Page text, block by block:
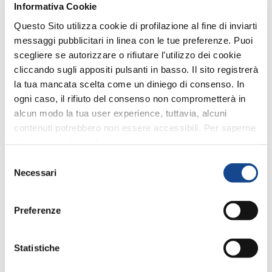
Informativa Cookie
Questo Sito utilizza cookie di profilazione al fine di inviarti
messaggi pubblicitari in linea con le tue preferenze. Puoi
scegliere se autorizzare o rifiutare l’utilizzo dei cookie
cliccando sugli appositi pulsanti in basso. Il sito registrerà
la tua mancata scelta come un diniego di consenso. In
ogni caso, il rifiuto del consenso non comprometterà in
alcun modo la tua user experience, tuttavia, alcuni
contenuti potrebbero non essere accessibili. Per saperne
invitiamo a consultare la nostra
delNecessari
Preferenze
Statistiche
sostenibilità ambientale e della sostenibilità economica
e sociale.
Nel pomeriggio il Think Tank si è poi sviluppato con i
tavoli di confronto su tre temi decisivi per la
competitività delle imprese, quello degli investimenti
nella ricerca, quello del ricambio generazionale nella
gestione delle imprese e quello del marketing
innovativo per il settore agromeccanico.
Gli ultimi Comunicati stampa